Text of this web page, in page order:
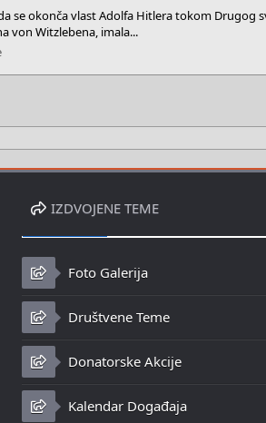
se okonča vlast Adolfa Hitlera tokom Drugog
von Witzlebena, imala...
IZDVOJENE TEME
Foto Galerija
Društvene Teme
Donatorske Akcije
Kalendar Događaja